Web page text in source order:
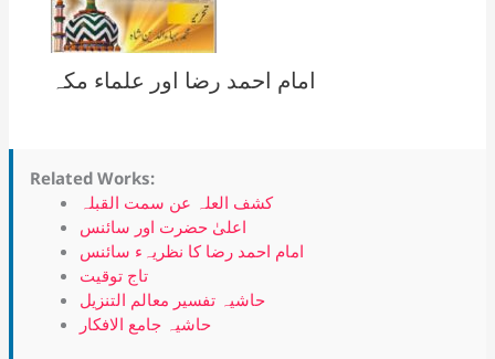
امام احمد رضا اور علماء مکہ
Related Works:
کشف العلہ عن سمت القبلہ
اعلیٰ حضرت اور سائنس
امام احمد رضا کا نظریہء سائنس
تاج توقیت
حاشیہ تفسیر معالم التنزیل
حاشیہ جامع الافکار